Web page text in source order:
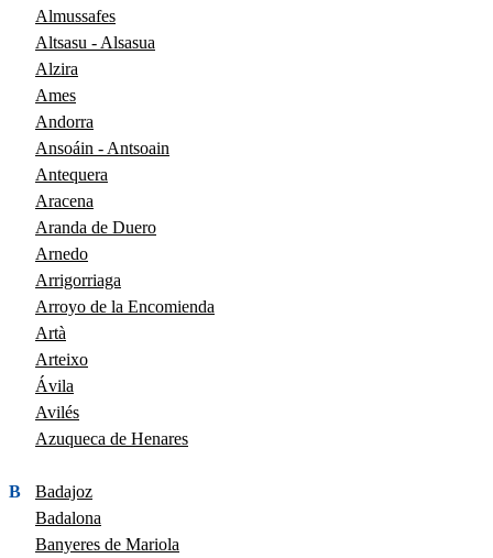
Almussafes
Altsasu - Alsasua
Alzira
Ames
Andorra
Ansoáin - Antsoain
Antequera
Aracena
Aranda de Duero
Arnedo
Arrigorriaga
Arroyo de la Encomienda
Artà
Arteixo
Ávila
Avilés
Azuqueca de Henares
B
Badajoz
Badalona
Banyeres de Mariola